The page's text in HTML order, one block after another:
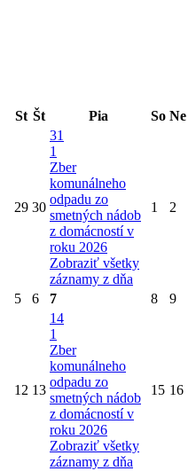
St Št Pia So Ne
29 30
31
1
Zber
komunálneho
odpadu zo
smetných nádob
z domácností v
roku 2026
Zobraziť všetky
záznamy z dňa
1 2
5 6 7 8 9
12 13
14
1
Zber
komunálneho
odpadu zo
smetných nádob
z domácností v
roku 2026
Zobraziť všetky
záznamy z dňa
15 16